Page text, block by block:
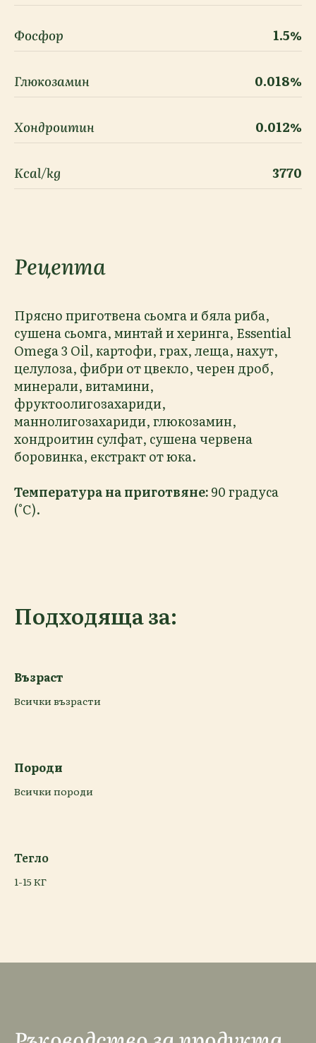
Фосфор 1.5%
Глюкозамин 0.018%
Хондроитин 0.012%
Kcal/kg 3770
Рецепта
Прясно приготвена сьомга и бяла риба,
сушена сьомга, минтай и херинга, Essential
Omega 3 Oil, картофи, грах, леща, нахут,
целулоза, фибри от цвекло, черен дроб,
минерали, витамини,
фруктоолигозахариди,
маннолигозахариди, глюкозамин,
хондроитин сулфат, сушена червена
боровинка, екстракт от юка.
Температура на приготвяне:90 градуса
(°C).
Подходяща за:
Възраст
Всички възрасти
Породи
Всички породи
Тегло
1-15 КГ